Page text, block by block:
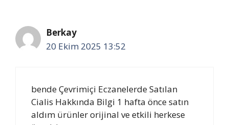
Berkay
20 Ekim 2025 13:52
bende Çevrimiçi Eczanelerde Satılan
Cialis Hakkında Bilgi 1 hafta önce satın
aldım ürünler orijinal ve etkili herkese